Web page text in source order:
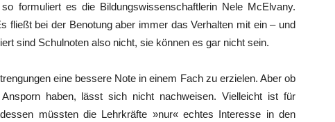
formuliert es die Bildungswissenschaftlerin Nele McElvany.
fließt bei der Benotung aber immer das Verhalten mit ein – und
sind Schulnoten also nicht, sie können es gar nicht sein.
eine bessere Note in einem Fach zu erzielen. Aber ob
haben, lässt sich nicht nachweisen. Vielleicht ist für
müssten die Lehrkräfte »nur« echtes Interesse in den